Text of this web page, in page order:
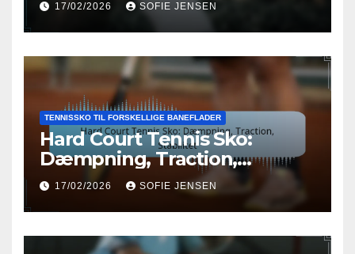
17/02/2026 SOFIE JENSEN
TENNISSKO TIL FORSKELLIGE BANEFLADER
Hard Court Tennis Sko:
Dæmpning, Traction,
Stabilitet
17/02/2026 SOFIE JENSEN